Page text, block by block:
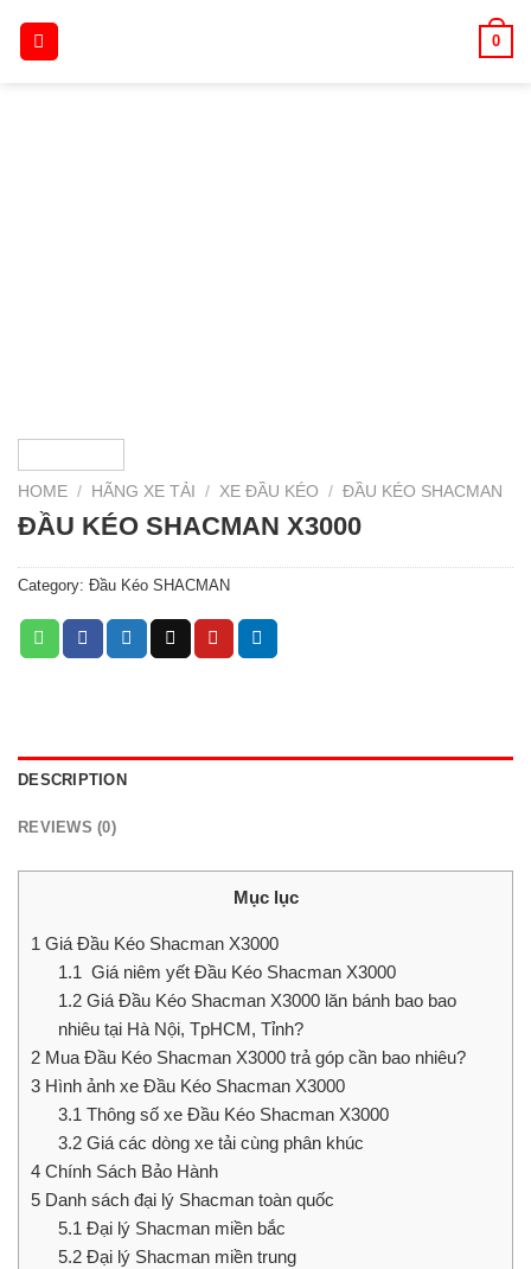
0
HOME / HÃNG XE TẢI / XE ĐẦU KÉO / ĐẦU KÉO SHACMAN
ĐẦU KÉO SHACMAN X3000
Category: Đầu Kéo SHACMAN
DESCRIPTION
REVIEWS (0)
Mục lục
1 Giá Đầu Kéo Shacman X3000
1.1Giá niêm yết Đầu Kéo Shacman X3000
1.2Giá Đầu Kéo Shacman X3000 lăn bánh bao bao
nhiêu tại Hà Nội, TpHCM, Tỉnh?
2 Mua Đầu Kéo Shacman X3000 trả góp cần bao nhiêu?
3 Hình ảnh xe Đầu Kéo Shacman X3000
3.1Thông số xe Đầu Kéo Shacman X3000
3.2Giá các dòng xe tải cùng phân khúc
4 Chính Sách Bảo Hành
5 Danh sách đại lý Shacman toàn quốc
5.1Đại lý Shacman miền bắc
5.2Đại lý Shacman miền trung